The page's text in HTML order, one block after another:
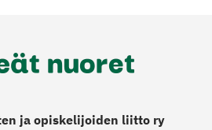
ja opiskelijoiden liitto ry